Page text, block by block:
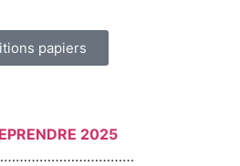
papiers
2025